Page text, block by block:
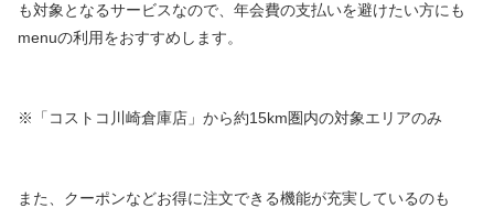
も対象となるサービスなので、年会費の支払いを避けたい方にも
menuの利用をおすすめします。
※「コストコ川崎倉庫店」から約15km圏内の対象エリアのみ
また、クーポンなどお得に注文できる機能が充実しているのも